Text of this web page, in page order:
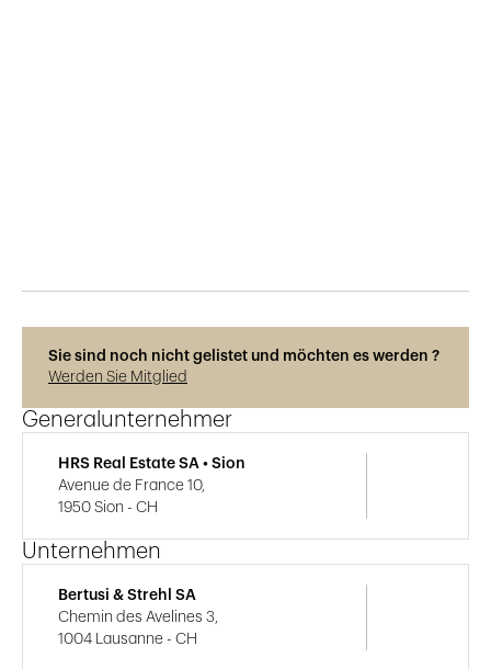
Sie sind noch nicht gelistet und möchten es werden ?
Werden Sie Mitglied
Generalunternehmer
HRS Real Estate SA • Sion
Avenue de France 10,
1950 Sion - CH
Unternehmen
Bertusi & Strehl SA
Chemin des Avelines 3,
1004 Lausanne - CH